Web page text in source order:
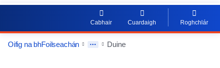
Cabhair Cuardaigh Roghchlár
Oifig na bhFoilseachán Duine